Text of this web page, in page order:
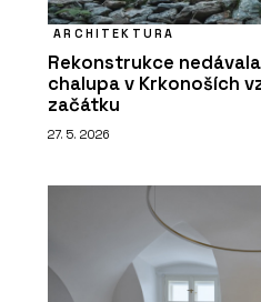
ARCHITEKTURA
Rekonstrukce
chalupa v Krkonoších
začátku
27. 5. 2026